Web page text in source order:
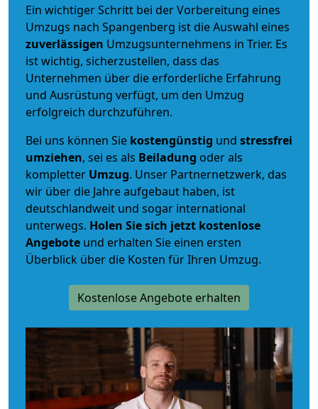
Ein wichtiger Schritt bei der Vorbereitung eines
Umzugs nach Spangenberg ist die Auswahl eines
zuverlässigen Umzugsunternehmens in Trier. Es
ist wichtig, sicherzustellen, dass das
Unternehmen über die erforderliche Erfahrung
und Ausrüstung verfügt, um den Umzug
erfolgreich durchzuführen.
Bei uns können Sie kostengünstig und stressfrei
umziehen, sei es als Beiladung oder als
kompletter Umzug. Unser Partnernetzwerk, das
wir über die Jahre aufgebaut haben, ist
deutschlandweit und sogar international
unterwegs. Holen Sie sich jetzt kostenlose
Angebote und erhalten Sie einen ersten
Überblick über die Kosten für Ihren Umzug.
Kostenlose Angebote erhalten